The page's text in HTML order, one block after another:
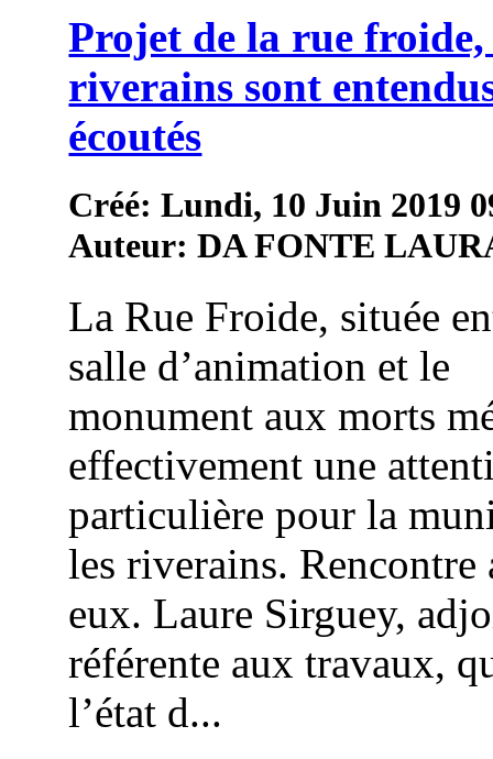
Projet de la rue froide,
riverains sont
écoutés
Créé: Lundi, 10 Juin 2019
Auteur: DA FONTE
La Rue Froide, située
salle d’animation et le
monument aux morts
effectivement une
particulière pour la
les riverains. Rencontre
eux. Laure Sirguey,
référente aux travaux,
l’état d...